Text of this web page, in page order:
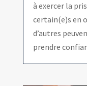
à exercer la
certain(e)s en
d’autres
prendre